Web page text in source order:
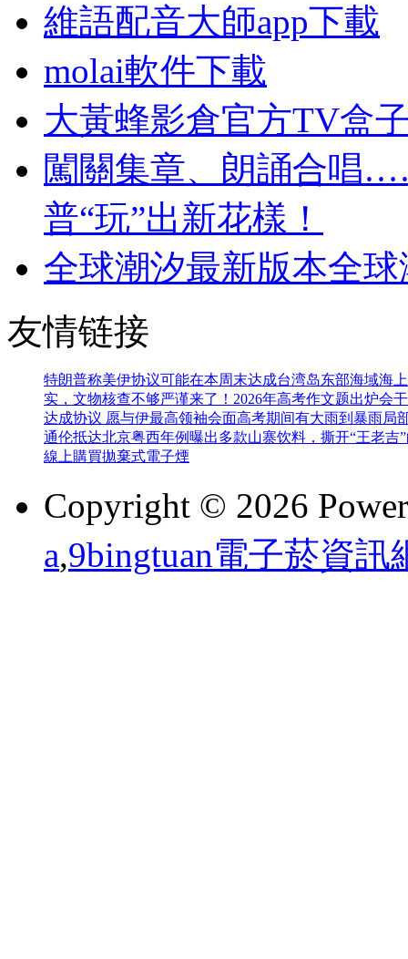
維語配音大師app下載
molai軟件下載
大黃蜂影倉官方TV盒
闖關集章、朗誦合唱
普“玩”出新花樣！
全球潮汐最新版本全球
友情链接
特朗普称美伊协议可能在本周末达成台湾岛东部海域海
实，文物核查不够严谨来了！2026年高考作文题出炉会
达成协议 愿与伊最高领袖会面高考期间有大雨到暴雨局
通伦抵达北京粤西年例曝出多款山寨饮料，撕开“王老吉
線上購買拋棄式電子煙
Copyright © 2026
a,9bingtuan電子菸資訊